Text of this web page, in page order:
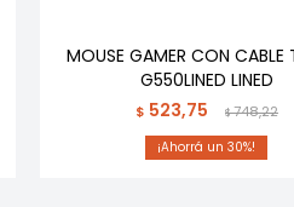
MOUSE GAMER CON CABLE
G550LINED LINED
$ 523,75 $748,22
30